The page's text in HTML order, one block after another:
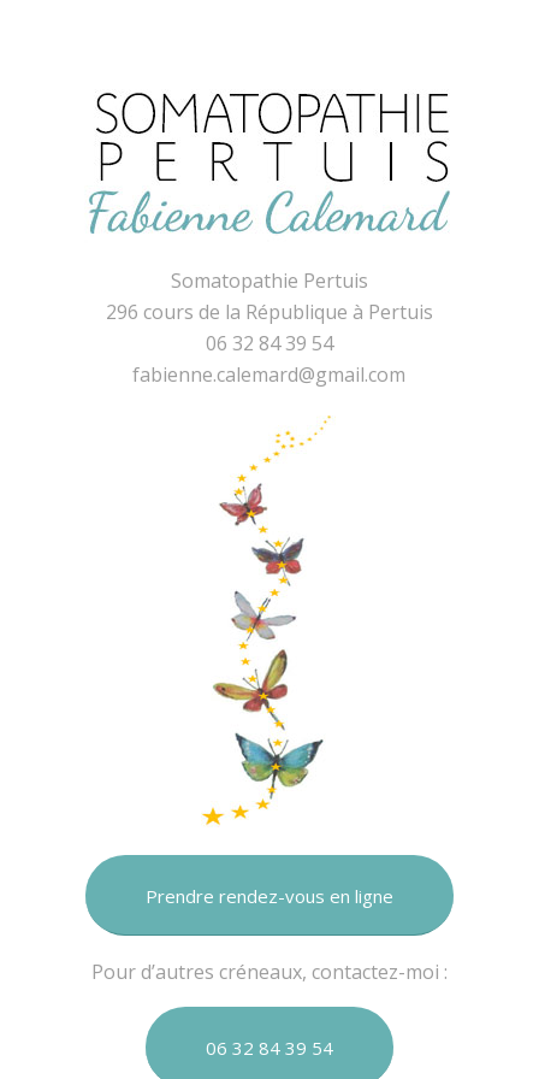
Somatopathie Pertuis
296 cours de la République à Pertuis
06 32 84 39 54
fabienne.calemard@gmail.com
Prendre rendez-vous en ligne
Pour d’autres créneaux, contactez-moi :
06 32 84 39 54